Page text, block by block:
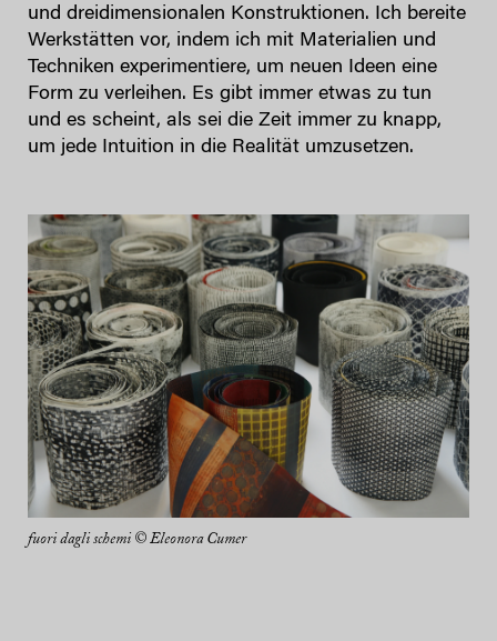
und dreidimensionalen Konstruktionen. Ich bereite
Werkstätten vor, indem ich mit Materialien und
Techniken experimentiere, um neuen Ideen eine
Form zu verleihen. Es gibt immer etwas zu tun
und es scheint, als sei die Zeit immer zu knapp,
um jede Intuition in die Realität umzusetzen.
fuori dagli schemi © Eleonora Cumer